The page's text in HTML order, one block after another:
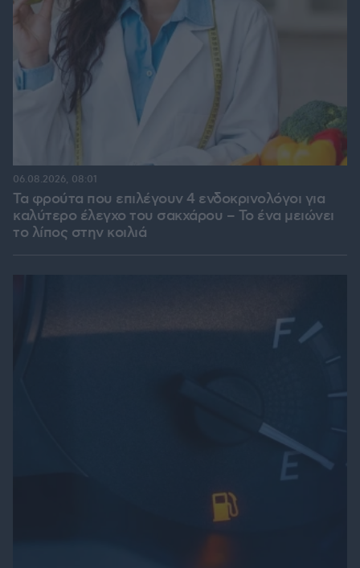
Τα φρούτα που επιλέγουν 4 ενδοκρινολόγοι για
καλύτερο έλεγχο του σακχάρου – Το ένα μειώνει
το λίπος στην κοιλιά
06.08.2026, 08:01